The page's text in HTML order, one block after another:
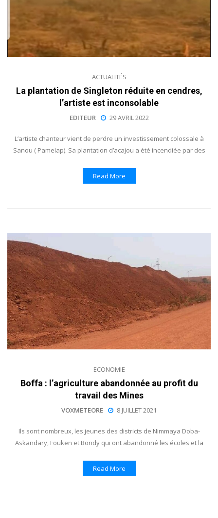
ACTUALITÉS
La plantation de Singleton réduite en cendres,
l’artiste est inconsolable
EDITEUR 29 AVRIL 2022
L’artiste chanteur vient de perdre un investissement colossale à
Sanou ( Pamelap). Sa plantation d’acajou a été incendiée par des
Read More
ECONOMIE
Boffa : l’agriculture abandonnée au profit du
travail des Mines
VOXMETEORE 8 JUILLET 2021
Ils sont nombreux, les jeunes des districts de Nimmaya Doba-
Askandary, Fouken et Bondy qui ont abandonné les écoles et la
Read More